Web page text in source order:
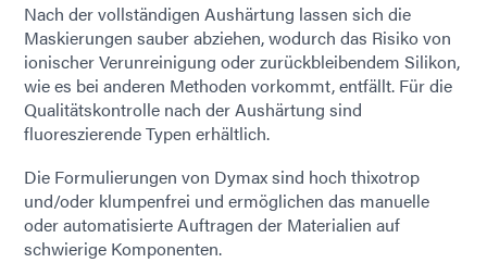
Nach der vollständigen Aushärtung lassen sich die
Maskierungen sauber abziehen, wodurch das Risiko von
ionischer Verunreinigung oder zurückbleibendem Silikon,
wie es bei anderen Methoden vorkommt, entfällt. Für die
Qualitätskontrolle nach der Aushärtung sind
fluoreszierende Typen erhältlich.
Die Formulierungen von Dymax sind hoch thixotrop
und/oder klumpenfrei und ermöglichen das manuelle
oder automatisierte Auftragen der Materialien auf
schwierige Komponenten.